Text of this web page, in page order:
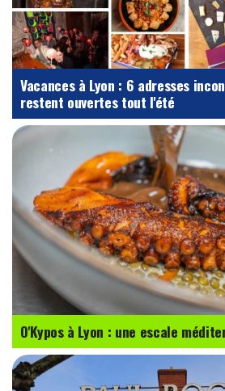
Vacances à Lyon : 6 adresses
restent ouvertes tout l'été
O'Kypos à Lyon : une escale